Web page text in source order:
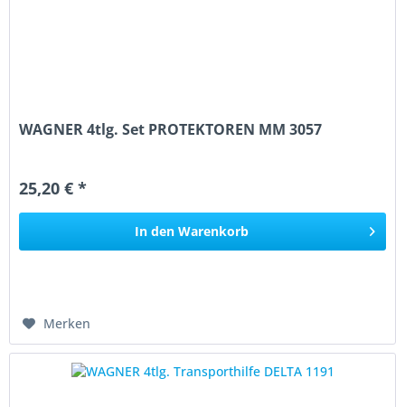
WAGNER 4tlg. Set PROTEKTOREN MM 3057
25,20 € *
In den Warenkorb
Merken